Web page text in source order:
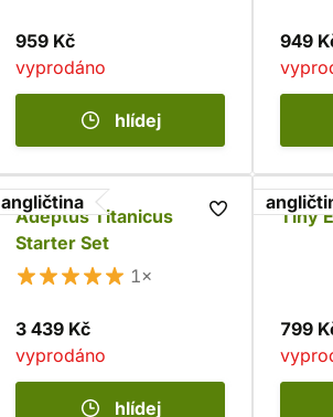
959 Kč
vyprodáno
hlídej
949
angličtina
Adeptus Titanicus
Starter Set
1×
3 439 Kč
vyprodáno
hlídej
Tiny
799